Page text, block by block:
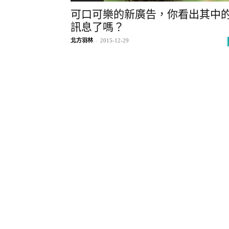
可口可樂的新廣告，你看出其中
訊息了嗎？
北方羽林 - 2015-12-29